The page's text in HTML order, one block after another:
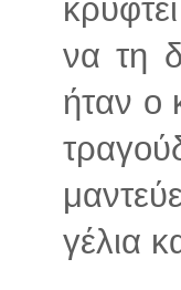
να τη
ήταν ο
γέλια